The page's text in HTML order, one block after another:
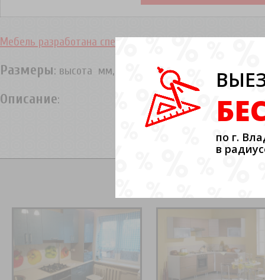
Мебель разработана специалистами «Дизайн Студия
Размеры: высота мм, длинна мм, угловая длинна
Описание:
по г.
в